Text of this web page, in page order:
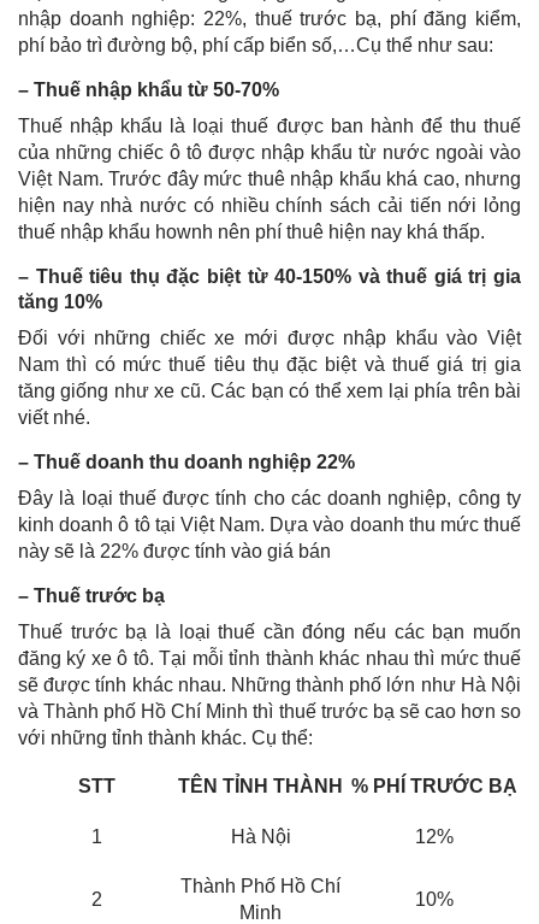
nhập doanh nghiệp: 22%, thuế trước bạ, phí đăng kiểm,
phí bảo trì đường bộ, phí cấp biển số,…Cụ thể như sau:
– Thuế nhập khẩu từ 50-70%
Thuế nhập khẩu là loại thuế được ban hành để thu thuế
của những chiếc ô tô được nhập khẩu từ nước ngoài vào
Việt Nam. Trước đây mức thuê nhập khẩu khá cao, nhưng
hiện nay nhà nước có nhiều chính sách cải tiến nới lỏng
thuế nhập khẩu hownh nên phí thuê hiện nay khá thấp.
– Thuế tiêu thụ đặc biệt từ 40-150% và thuế giá trị gia
tăng 10%
Đối với những chiếc xe mới được nhập khẩu vào Việt
Nam thì có mức thuế tiêu thụ đặc biệt và thuế giá trị gia
tăng giống như xe cũ. Các bạn có thể xem lại phía trên bài
viết nhé.
– Thuế doanh thu doanh nghiệp 22%
Đây là loại thuế được tính cho các doanh nghiệp, công ty
kinh doanh ô tô tại Việt Nam. Dựa vào doanh thu mức thuế
này sẽ là 22% được tính vào giá bán
– Thuế trước bạ
Thuế trước bạ là loại thuế cần đóng nếu các bạn muốn
đăng ký xe ô tô. Tại mỗi tỉnh thành khác nhau thì mức thuế
sẽ được tính khác nhau. Những thành phố lớn như Hà Nội
và Thành phố Hồ Chí Minh thì thuế trước bạ sẽ cao hơn so
với những tỉnh thành khác. Cụ thể:
STT TÊN TỈNH THÀNH % PHÍ TRƯỚC BẠ
1 Hà Nội 12%
2
Thành Phố Hồ Chí
Minh
10%